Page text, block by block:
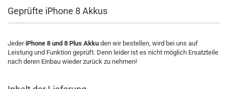
Geprüfte iPhone 8 Akkus
JederiPhone 8 und 8 Plus Akku den wir bestellen, wird bei uns auf
Leistung und Funktion geprüft. Denn leider ist es nicht möglich Ersatzteile
nach deren Einbau wieder zurück zu nehmen!